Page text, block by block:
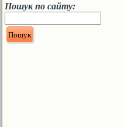
Пошук по сайту: